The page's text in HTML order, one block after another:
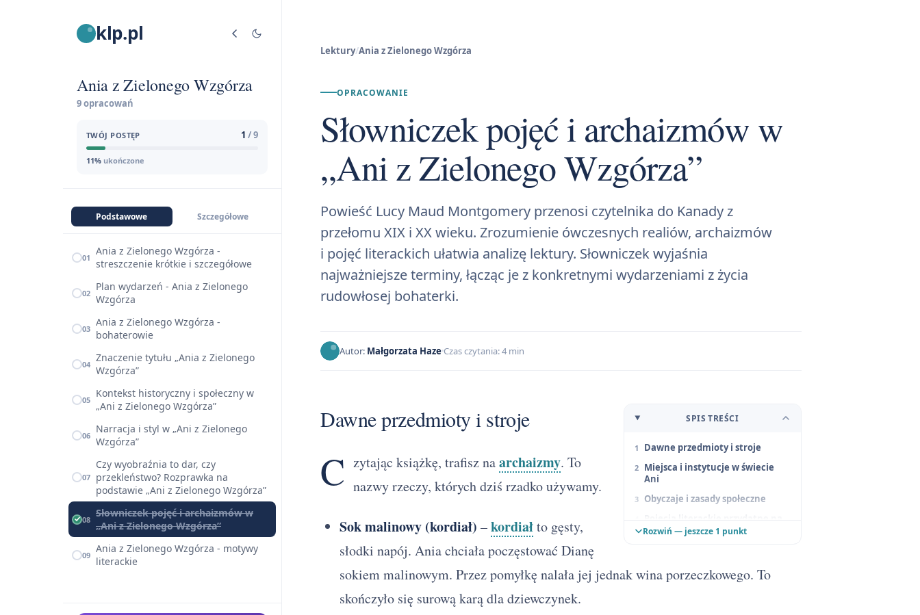
klp.pl
Ania z Zielonego Wzgórza
9 opracowań
TWÓJ POSTĘP 1 / 9
11% ukończone
Podstawowe Szczegółowe
01 Ania z Zielonego Wzgórza -
streszczenie krótkie i szczegółowe
02 Plan wydarzeń - Ania z Zielonego
Wzgórza
03 Ania z Zielonego Wzgórza -
bohaterowie
04 Znaczenie tytułu „Ania z Zielonego
Wzgórza”
05 Kontekst historyczny i społeczny w
„Ani z Zielonego Wzgórza”
06 Narracja i styl w „Ani z Zielonego
Wzgórza”
07
Czy wyobraźnia to dar, czy
przekleństwo? Rozprawka na
podstawie „Ani z Zielonego Wzgórza”
08 Słowniczek pojęć i archaizmów w
„Ani z Zielonego Wzgórza”
09 Ania z Zielonego Wzgórza - motywy
literackie
Lektury/Ania z Zielonego Wzgórza
OPRACOWANIE
Słowniczek pojęć i archaizmów w
„Ani z Zielonego Wzgórza”
Powieść Lucy Maud Montgomery przenosi czytelnika do Kanady z
przełomu XIX i XX wieku. Zrozumienie ówczesnych realiów, archaizmów
i pojęć literackich ułatwia analizę lektury. Słowniczek wyjaśnia
najważniejsze terminy, łącząc je z konkretnymi wydarzeniami z życia
rudowłosej bohaterki.
Autor: Małgorzata Haze Czas czytania: 4 min
SPIS TREŚCI
Dawne przedmioty i stroje
Miejsca i instytucje w świecie
Ani
Obyczaje i zasady społeczne
polskim
Rozwiń — jeszcze 1 punkt
Dawne przedmioty i stroje
C zytając książkę, trafisz naarchaizmy. To
nazwy rzeczy, których dziś rzadko używamy.
Sok malinowy (kordiał) –kordiałto gęsty,
słodki napój. Ania chciała poczęstować Dianę
sokiem malinowym. Przez pomyłkę nalała jej jednak wina porzeczkowego. To
skończyło się surową karą dla dziewczynek.